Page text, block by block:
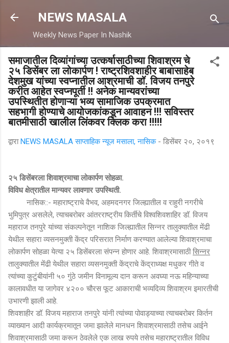
मुख्य सामग्रीवर वगळा
NEWS MASALA
Weekly News Paper In Nashik
समाजातील दिव्यांगांच्या उत्कर्षासाठीच्या शिवाश्रम चे
२५ डिसेंबर ला लोकार्पण ! राष्ट्रशिवशाहीर बाबासाहेब
देशमुख यांच्या स्वप्नातील आश्रमाची डॉ. विजय तनपुरे
करीत आहेत स्वप्नपूर्ती !! अनेक मान्यवरांच्या
उपस्थितीत होणाऱ्या भव्य सामाजिक उपक्रमात
सहभागी होण्याचे आयोजकांकडून आवाहन !!! सविस्तर
बातमीसाठी खालील लिंकवर क्लिक करा !!!!!
द्वाराNEWS MASALA साप्ताहिक न्यूज मसाला, नासिक - डिसेंबर २०, २०१९
२५ डिसेंबरला शिवाश्रमाचा लोकार्पण सोहळा.
विविध क्षेत्रातील मान्यवर लावणार उपस्थिती.
नासिक::- महाराष्ट्राचे वैभव, अहमदनगर जिल्ह्यातील व राहुरी नगरीचे
भुमिपुत्र असलेले, त्याचबरोबर आंतरराष्ट्रीय किर्तीचे विश्वशिवशाहिर डॉ. विजय
महाराज तनपुरे यांच्या संकल्पनेतून नाशिक जिल्ह्यातील सिन्नर तालुक्यातील मेंढी
येथील सहारा व्यसनमुक्ती केंद्र परिसरात निर्माण करण्यात आलेल्या शिवाश्रमाचा
लोकार्पण सोहळा येत्या २५ डिसेंबरला संपन्न होणार आहे. शिवाश्रमासाठीसिन्नर
तालुक्यातील मेंढी येथील सहारा व्यसनमुक्ती केंद्राचे केंद्राध्यक्ष मधुकर गीते व
त्यांच्या कुटुंबीयांनी ५० गुंठे जमीन विनामूल्य दान करून अवघ्या नऊ महिन्याच्या
कालावधीत या जागेवर ४२०० चौरस फूट आकाराची भव्यदिव्य शिवाश्रम इमारतीची
उभारणी झाली आहे.
शिवशाहीर डॉ. विजय महाराज तनपुरे यांनी त्यांच्या पोवाड्याच्या त्याचबरोबर किर्तन
व्याख्यान आदी कार्यक्रमातून जमा झालेले मानधन शिवाश्रमासाठी तसेच आईने
शिवाश्रमासाठी जमा करून ठेवलेले एक लाख रुपये तसेच महाराष्ट्रातील विविध